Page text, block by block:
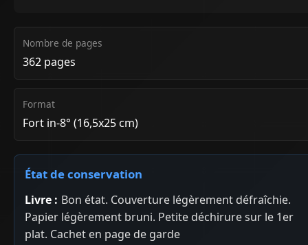
Nombre de pages
362 pages
Format
Fort in-8° (16,5x25 cm)
État de conservation
Livre : Bon état. Couverture légèrement défraîchie.
Papier légèrement bruni. Petite déchirure sur le 1er
plat. Cachet en page de garde